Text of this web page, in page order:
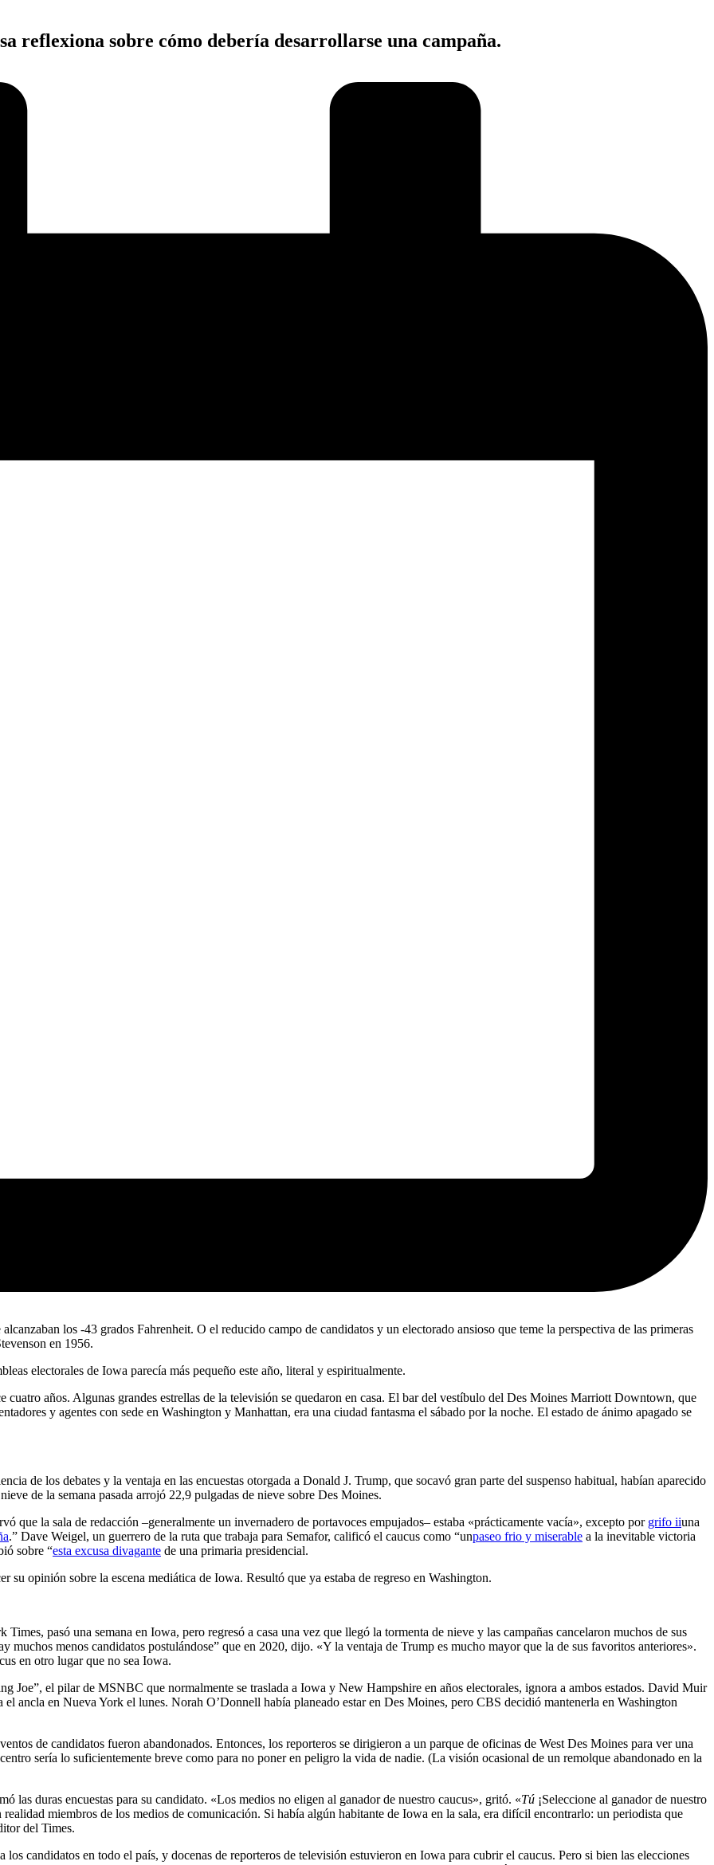
reflexiona sobre cómo debería desarrollarse una campaña.
los -43 grados Fahrenheit. O el reducido campo de candidatos y un electorado ansioso que teme la perspectiva de las primeras
en 1956.
electorales de Iowa parecía más pequeño este año, literal y espiritualmente.
cuatro años. Algunas grandes estrellas de la televisión se quedaron en casa. El bar del vestíbulo del Des Moines Marriott Downtown, que
y agentes con sede en Washington y Manhattan, era una ciudad fantasma el sábado por la noche. El estado de ánimo apagado se
de los debates y la ventaja en las encuestas otorgada a Donald J. Trump, que socavó gran parte del suspenso habitual, habían aparecido
de la semana pasada arrojó 22,9 pulgadas de nieve sobre Des Moines.
que la sala de redacción –generalmente un invernadero de portavoces empujados– estaba «prácticamente vacía», excepto por grifo iiuna
.” Dave Weigel, un guerrero de la ruta que trabaja para Semafor, calificó el caucus como “unpaseo frio y miserable a la inevitable victoria
sobre “esta excusa divagante de una primaria presidencial.
opinión sobre la escena mediática de Iowa. Resultó que ya estaba de regreso en Washington.
pasó una semana en Iowa, pero regresó a casa una vez que llegó la tormenta de nieve y las campañas cancelaron muchos de sus
muchos menos candidatos postulándose” que en 2020, dijo. «Y la ventaja de Trump es mucho mayor que la de sus favoritos anteriores».
en otro lugar que no sea Iowa.
Joe”, el pilar de MSNBC que normalmente se traslada a Iowa y New Hampshire en años electorales, ignora a ambos estados. David Muir
ancla en Nueva York el lunes. Norah O’Donnell había planeado estar en Des Moines, pero CBS decidió mantenerla en Washington
de candidatos fueron abandonados. Entonces, los reporteros se dirigieron a un parque de oficinas de West Des Moines para ver una
sería lo suficientemente breve como para no poner en peligro la vida de nadie. (La visión ocasional de un remolque abandonado en la
las duras encuestas para su candidato. «Los medios no eligen al ganador de nuestro caucus», gritó. «Tú ¡Seleccione al ganador de nuestro
miembros de los medios de comunicación. Si había algún habitante de Iowa en la sala, era difícil encontrarlo: un periodista que
del Times.
candidatos en todo el país, y docenas de reporteros de televisión estuvieron en Iowa para cubrir el caucus. Pero si bien las elecciones